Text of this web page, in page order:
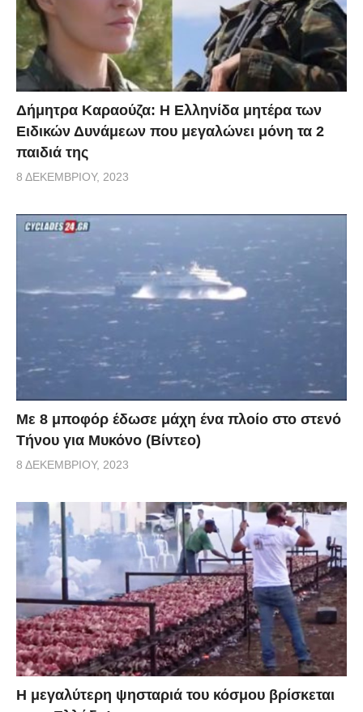
Δήμητρα Καραούζα: Η Ελληνίδα μητέρα των
Ειδικών Δυνάμεων που μεγαλώνει μόνη τα 2
παιδιά της
8 ΔΕΚΕΜΒΡΊΟΥ, 2023
Με 8 μποφόρ έδωσε μάχη ένα πλοίο στο στενό
Τήνου για Μυκόνο (Βίντεο)
8 ΔΕΚΕΜΒΡΊΟΥ, 2023
Η μεγαλύτερη ψησταριά του κόσμου βρίσκεται